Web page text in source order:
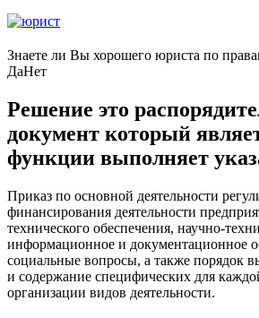
Знаете ли Вы хорошего юриста по
ДаНет
Решение это
документ который
функции выполняет
Приказ по основной деятельности
финансирования деятельности
технического обеспечения, научно-
информационное и документационное
социальные вопросы, а также порядок
и содержание специфических для
организации видов деятельности.